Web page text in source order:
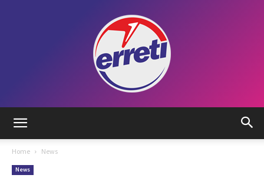
Home News
News